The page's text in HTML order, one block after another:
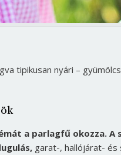
tipikusan nyári –
a parlagfű okozza. A
garat-, hallójárat-